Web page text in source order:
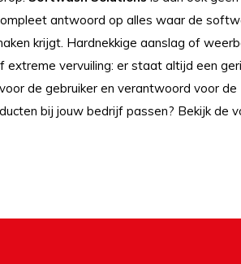
antwoord op alles waar de
krijgt. Hardnekkige aanslag of
extreme vervuiling: er staat altijd een
de gebruiker en verantwoord voor de
bij jouw bedrijf passen? Bekijk de